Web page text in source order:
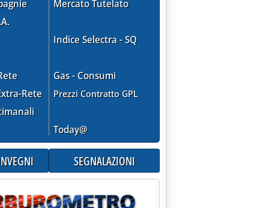
Rete
Mercato Tutelato
Indice Selectra - SQ
Gas - Consumi
Prezzi Contratto GPL
Today@
SEGNALAZIONI